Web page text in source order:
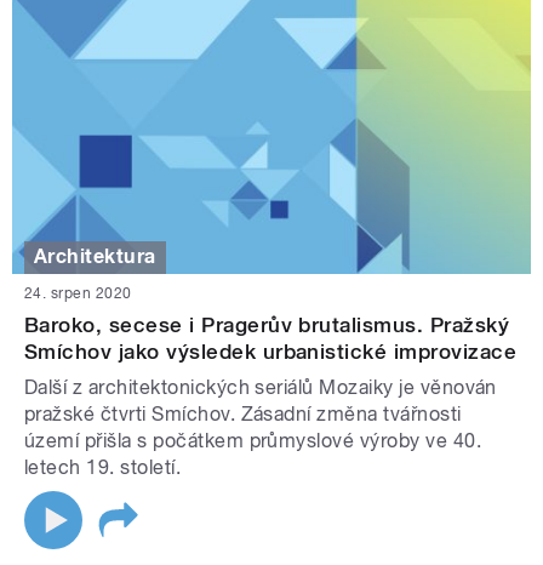
Architektura
24. srpen 2020
Baroko, secese i Pragerův brutalismus. Pražský
Smíchov jako výsledek urbanistické improvizace
Další z architektonických seriálů Mozaiky je věnován
pražské čtvrti Smíchov. Zásadní změna tvářnosti
území přišla s počátkem průmyslové výroby ve 40.
letech 19. století.